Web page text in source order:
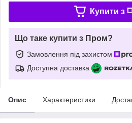
Купити з
Що таке купити з Пром?
Замовлення під захистом
Доступна доставка
Опис Характеристики